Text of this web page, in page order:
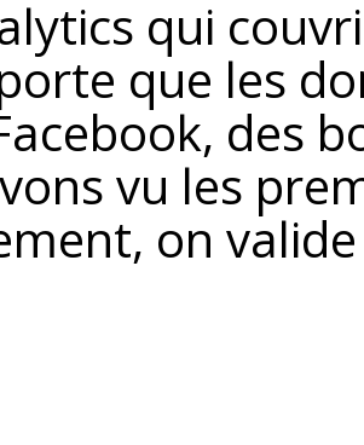
qui
que les
des
vu les
on